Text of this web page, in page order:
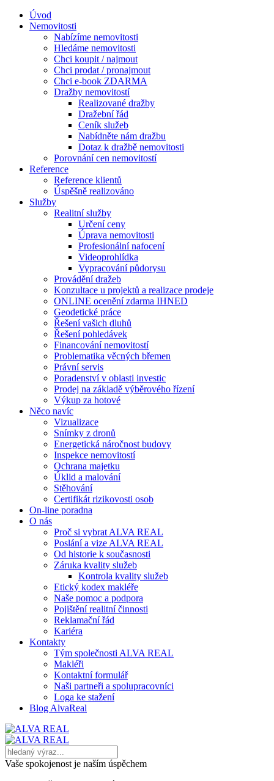
Úvod
Nemovitosti
Nabízíme nemovitosti
Hledáme nemovitosti
Chci koupit / najmout
Chci prodat / pronajmout
Chci e-book ZDARMA
Dražby nemovitostí
Realizované dražby
Dražební řád
Ceník služeb
Nabídněte nám dražbu
Dotaz k dražbě nemovitosti
Porovnání cen nemovitostí
Reference
Reference klientů
Úspěšně realizováno
Služby
Realitní služby
Určení ceny
Úprava nemovitosti
Profesionální nafocení
Videoprohlídka
Vypracování půdorysu
Provádění dražeb
Konzultace u projektů a realizace prodeje
ONLINE ocenění zdarma IHNED
Geodetické práce
Řešení vašich dluhů
Řešení pohledávek
Financování nemovitostí
Problematika věcných břemen
Právní servis
Poradenství v oblasti investic
Prodej na základě výběrového řízení
Výkup za hotové
Něco navíc
Vizualizace
Snímky z dronů
Energetická náročnost budovy
Inspekce nemovitostí
Ochrana majetku
Úklid a malování
Stěhování
Certifikát rizikovosti osob
On-line poradna
O nás
Proč si vybrat ALVA REAL
Poslání a vize ALVA REAL
Od historie k současnosti
Záruka kvality služeb
Kontrola kvality služeb
Etický kodex makléře
Naše pomoc a podpora
Pojištění realitní činnosti
Reklamační řád
Kariéra
Kontakty
Tým společnosti ALVA REAL
Makléři
Kontaktní formulář
Naši partneři a spolupracovníci
Loga ke stažení
Blog AlvaReal
Vaše spokojenost je naším úspěchem